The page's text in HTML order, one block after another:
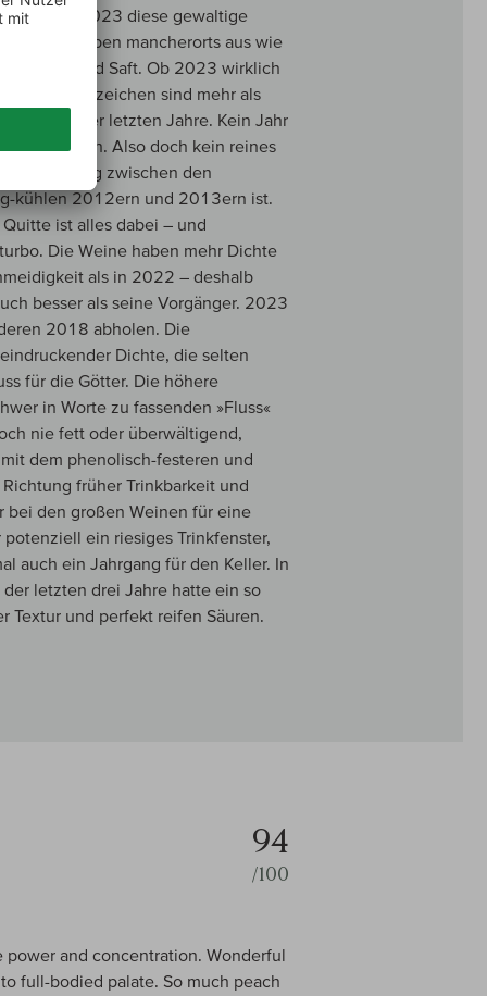
die 2023 diese gewaltige
die Trauben mancherorts aus wie
Energie und Saft. Ob 2023 wirklich
die Vorzeichen sind mehr als
der letzten Jahre. Kein Jahr
zugleich. Also doch kein reines
Mischung zwischen den
kühlen 2012ern und 2013ern ist.
ist alles dabei – und
Die Weine haben mehr Dichte
als in 2022 – deshalb
besser als seine Vorgänger. 2023
2018 abholen. Die
Dichte, die selten
für die Götter. Die höhere
in Worte zu fassenden »Fluss«
nie fett oder überwältigend,
dem phenolisch-festeren und
früher Trinkbarkeit und
bei den großen Weinen für eine
ein riesiges Trinkfenster,
auch ein Jahrgang für den Keller. In
letzten drei Jahre hatte ein so
Textur und perfekt reifen Säuren.
94
/100
and concentration. Wonderful
full-bodied palate. So much peach